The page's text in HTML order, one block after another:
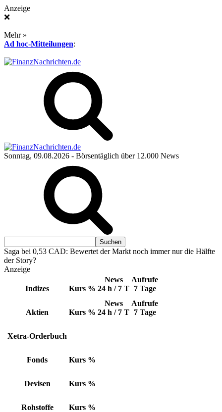
Anzeige
❌
Mehr »
Ad hoc-Mitteilungen:
Sonntag, 09.08.2026 - Börsentäglich über 12.000 News
Saga bei 0,53 CAD: Bewertet der Markt noch immer nur die Hälfte
der Story?
Anzeige
Indizes Kurs %
News
24 h / 7 T
Aufrufe
7 Tage
Aktien Kurs %
News
24 h / 7 T
Aufrufe
7 Tage
Xetra-Orderbuch
Fonds Kurs %
Devisen Kurs %
Rohstoffe Kurs %